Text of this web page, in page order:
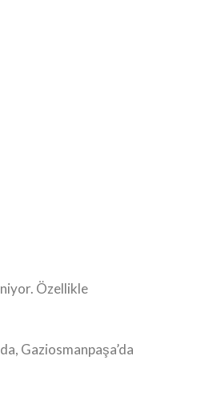
Özellikle
Gaziosmanpaşa’da